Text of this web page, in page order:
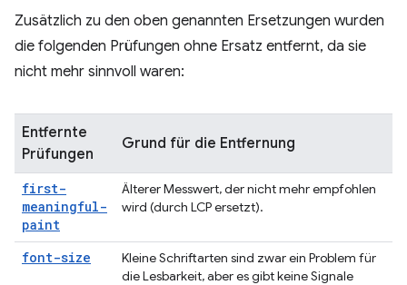
Zusätzlich zu den oben genannten Ersetzungen wurden
die folgenden Prüfungen ohne Ersatz entfernt, da sie
nicht mehr sinnvoll waren:
Entfernte
Prüfungen
Grund für die Entfernung
first-
meaningful-
paint
Älterer Messwert, der nicht mehr empfohlen
wird (durch LCP ersetzt).
font-size
Kleine Schriftarten sind zwar ein Problem für
die Lesbarkeit, aber es gibt keine Signale